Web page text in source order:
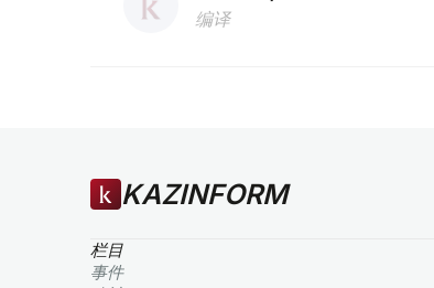
编译
KAZINFORM
栏目
事件